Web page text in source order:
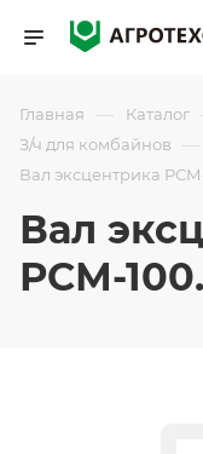
Главная — Каталог
З/ч для комбайнов —
Вал эксцентрика
Вал
РСМ-